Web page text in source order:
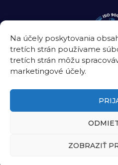
Na účely poskytovania
tretích strán používame
tretích strán môžu
marketingové účely.
ZOBRAZIŤ
Úradná tabuľa|